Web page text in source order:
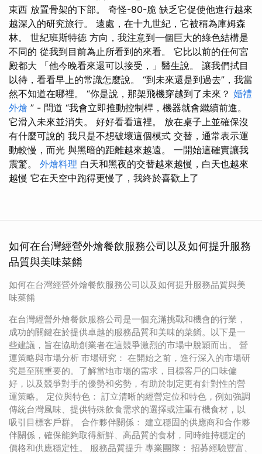
東西 放置骨架的下部。 奇怪-80-脆 缺乏它促使他進行越來
越深入的研究旅行。 遠處，在十九世紀，它被稱為庫姆森
林。 世紀班斯特德 方向，我注意到一個巨大的綠色結構是
不同的 從我到目前為止所看到的來看。 它比以前的任何宮
殿都大 「他今晚看來還可以接受，」醫生說。 讓我們拭目
以待，看看早上的常識怎麼說。 “到未來還是到過去”，我當
然不知道在哪裡。 “你是說，那架飛機穿越到了未來？ 婚禮
外燴 ” - 問道 “我會立即推動控制桿，機器就會繼續前進。
它滑入未來並消失。 好好看看這裡。 放在桌子上並確保沒
有什麼可說的 我只是不想破壞這個模式 交替，通常表示運
動較慢，而光 與黑暗的距離越來越遠。 一開始這確實讓我
震驚。 外燴料理 白天和黑夜的交替越來越慢，白天也越來
越慢 它在天空中跑得更慢了，我終於喜歡上了
如何在台灣經營外燴餐飲服務公司以及如何提升服務
品質與美味菜餚
如何在台灣經營外燴餐飲服務公司以及如何提升服務品質與美
味菜餚
在台灣經營外燴餐飲服務公司是一個充滿挑戰和機會的行業，
成功的關鍵在於提供卓越的服務品質和美味的菜餚。以下是一
些建議，旨在協助創業者在這競爭激烈的市場中脫穎而出。 營
運策略與市場分析 市場研究： 在開始之前，進行深入的市場研
究是至關重要的。了解當地市場的需求，目標客戶的口味偏
好，以及競爭對手的優勢和劣勢，有助於制定更有針對性的營
運策略。 定位與特色： 訂立清晰的經營定位和特色，例如強調
傳統台灣風味、提供特殊飲食需求的選擇或注重有機食材，以
吸引目標客戶群。 合作夥伴關係： 建立穩固的供應商和合作夥
伴關係，確保能夠取得新鮮、高品質的食材，同時維持穩定的
價格和供應穩定性。 服務品質提升 專業團隊： 招募經驗豐富、